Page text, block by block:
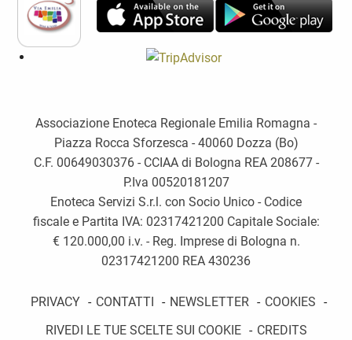
Associazione Enoteca Regionale Emilia Romagna -
Piazza Rocca Sforzesca - 40060 Dozza (Bo)
C.F. 00649030376 - CCIAA di Bologna REA 208677 -
P.Iva 00520181207
Enoteca Servizi S.r.l. con Socio Unico - Codice
fiscale e Partita IVA: 02317421200 Capitale Sociale:
€ 120.000,00 i.v. - Reg. Imprese di Bologna n.
02317421200 REA 430236
PRIVACY - CONTATTI - NEWSLETTER - COOKIES -
RIVEDI LE TUE SCELTE SUI COOKIE - CREDITS